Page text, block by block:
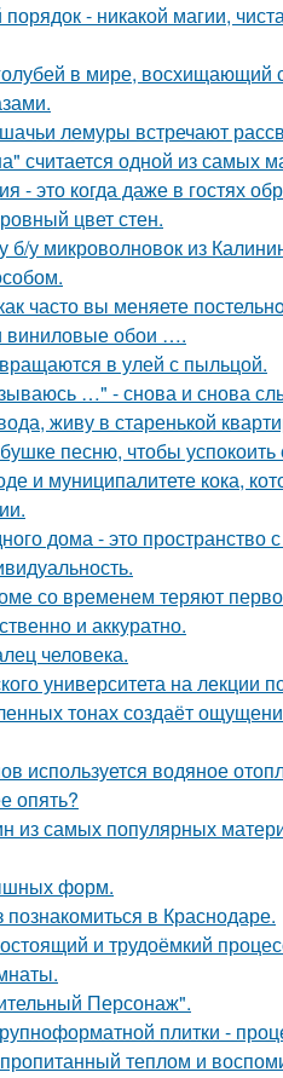
- никакой магии,
в мире, восхищающий
лемуры встречают
считается одной из самых
- это когда даже в гостях
цвет стен.
у микроволновок из
часто вы меняете
виниловые обои ….
в улей с пыльцой.
…" - снова и снова
живу в старенькой
песню, чтобы успокоить
и муниципалитете кока,
дома - это пространство
со временем теряют
и аккуратно.
человека.
университета на лекции
тонах создаёт
используется водяное
опять?
из самых популярных
форм.
в Краснодаре.
и трудоёмкий
Персонаж".
плитки -
теплом и